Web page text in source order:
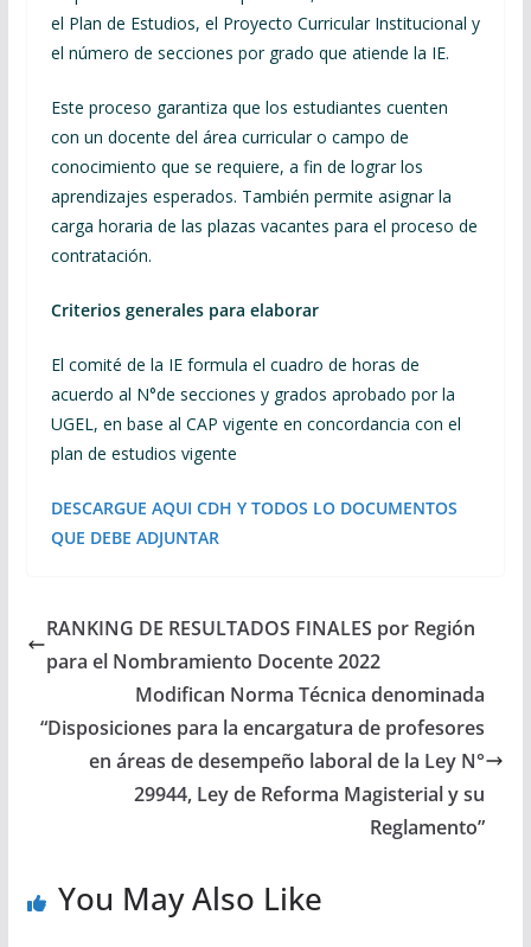
el Plan de Estudios, el Proyecto Curricular Institucional y
el número de secciones por grado que atiende la IE.
Este proceso garantiza que los estudiantes cuenten
con un docente del área curricular o campo de
conocimiento que se requiere, a fin de lograr los
aprendizajes esperados. También permite asignar la
carga horaria de las plazas vacantes para el proceso de
contratación.
Criterios generales para elaborar
El comité de la IE formula el cuadro de horas de
acuerdo al N°de secciones y grados aprobado por la
UGEL, en base al CAP vigente en concordancia con el
plan de estudios vigente
DESCARGUE AQUI CDH Y TODOS LO DOCUMENTOS
QUE DEBE ADJUNTAR
RANKING DE RESULTADOS FINALES por Región
para el Nombramiento Docente 2022
Modifican Norma Técnica denominada
“Disposiciones para la encargatura de profesores
en áreas de desempeño laboral de la Ley N°
29944, Ley de Reforma Magisterial y su
Reglamento”
You May Also Like